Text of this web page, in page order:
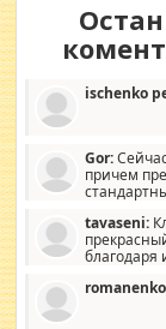
ischenko
Gor:
причем
стандартные
со вкусом все в
мебель, а это не
tavaseni:
благодаря